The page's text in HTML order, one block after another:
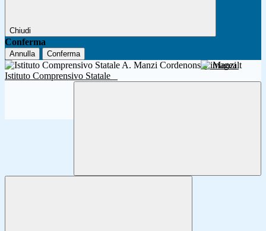
Chiudi
Conferma
Annulla Conferma
A. Manzi
Istituto Comprensivo Statale